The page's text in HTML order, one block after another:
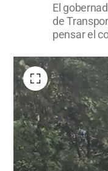
El
de
pensar el